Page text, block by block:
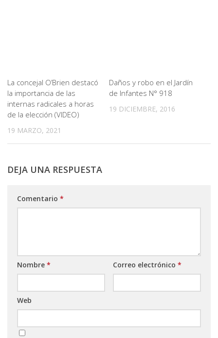
La concejal O’Brien destacó
la importancia de las
internas radicales a horas
de la elección (VIDEO)
19 MARZO, 2021
Daños y robo en el Jardín
de Infantes N° 918
19 DICIEMBRE, 2016
DEJA UNA RESPUESTA
Comentario *
Nombre * Correo electrónico *
Web